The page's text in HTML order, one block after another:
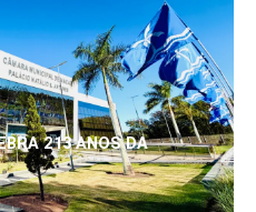
213 ANOS DA